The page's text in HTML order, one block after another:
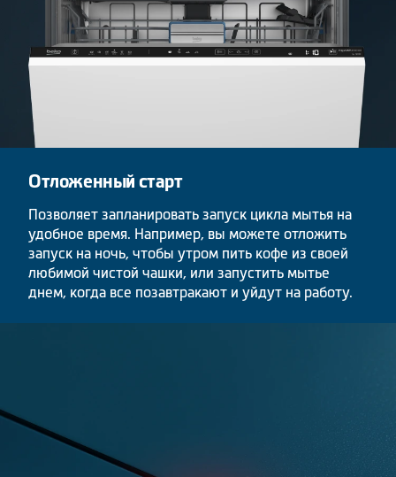
Отложенный старт
Позволяет запланировать запуск цикла мытья на
удобное время. Например, вы можете отложить
запуск на ночь, чтобы утром пить кофе из своей
любимой чистой чашки, или запустить мытье
днем, когда все позавтракают и уйдут на работу.